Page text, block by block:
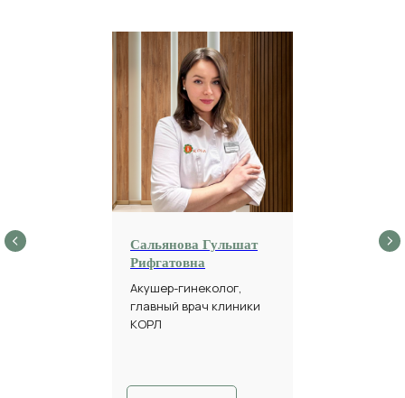
Сальянова Гульшат
Рифгатовна
Акушер-гинеколог,
главный врач клиники
КОРЛ